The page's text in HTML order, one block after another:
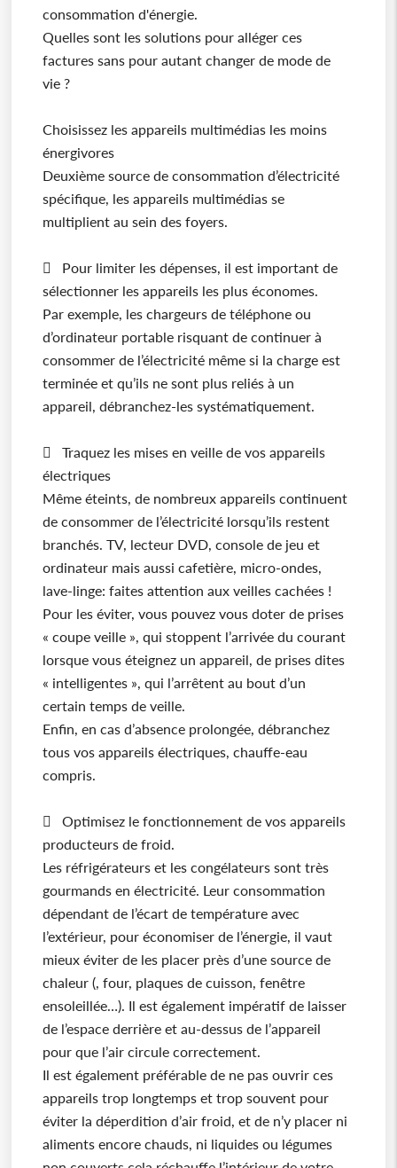
consommation d'énergie.
Quelles sont les solutions pour alléger ces
factures sans pour autant changer de mode de
vie ?
Choisissez les appareils multimédias les moins
énergivores
Deuxième source de consommation d’électricité
spécifique, les appareils multimédias se
multiplient au sein des foyers.
 Pour limiter les dépenses, il est important de
sélectionner les appareils les plus économes.
Par exemple, les chargeurs de téléphone ou
d’ordinateur portable risquant de continuer à
consommer de l’électricité même si la charge est
terminée et qu’ils ne sont plus reliés à un
appareil, débranchez-les systématiquement.
 Traquez les mises en veille de vos appareils
électriques
Même éteints, de nombreux appareils continuent
de consommer de l’électricité lorsqu’ils restent
branchés. TV, lecteur DVD, console de jeu et
ordinateur mais aussi cafetière, micro-ondes,
lave-linge: faites attention aux veilles cachées !
Pour les éviter, vous pouvez vous doter de prises
« coupe veille », qui stoppent l’arrivée du courant
lorsque vous éteignez un appareil, de prises dites
« intelligentes », qui l’arrêtent au bout d’un
certain temps de veille.
Enfin, en cas d’absence prolongée, débranchez
tous vos appareils électriques, chauffe-eau
compris.
 Optimisez le fonctionnement de vos appareils
producteurs de froid.
Les réfrigérateurs et les congélateurs sont très
gourmands en électricité. Leur consommation
dépendant de l’écart de température avec
l’extérieur, pour économiser de l’énergie, il vaut
mieux éviter de les placer près d’une source de
chaleur (, four, plaques de cuisson, fenêtre
ensoleillée…). Il est également impératif de laisser
de l’espace derrière et au-dessus de l’appareil
pour que l’air circule correctement.
Il est également préférable de ne pas ouvrir ces
appareils trop longtemps et trop souvent pour
éviter la déperdition d’air froid, et de n’y placer ni
aliments encore chauds, ni liquides ou légumes